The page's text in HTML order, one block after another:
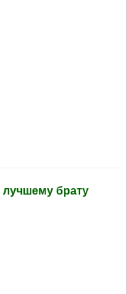
брату